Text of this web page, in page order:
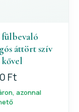
fülbevaló
áttört szív
Ft
azonnal